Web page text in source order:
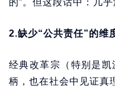
的”。但这段话中：几
2.缺少“公共责任”的维
经典改革宗（特别是
柄，也在社会中见证真